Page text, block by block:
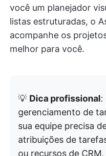
você um planejador
listas estruturadas, o
acompanhe os
melhor para você.
💡 Dica profissional:
gerenciamento de
sua equipe precisa
atribuições de
ou recursos de